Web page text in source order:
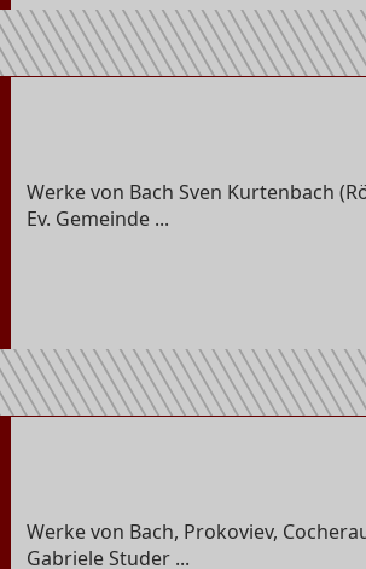
Werke von Bach Sven Kurtenbach
Ev. Gemeinde ...
Werke von Bach, Prokoviev,
Gabriele Studer ...